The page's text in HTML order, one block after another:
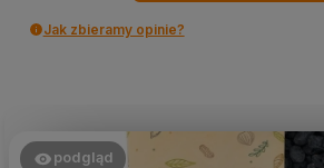
Jak zbieramy opinie?
podgląd